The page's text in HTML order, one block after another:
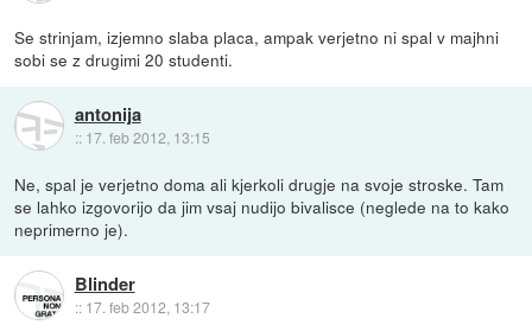
Se strinjam, izjemno slaba placa, ampak verjetno ni spal v majhni
sobi se z drugimi 20 studenti.
antonija
:: 17. feb 2012, 13:15
Ne, spal je verjetno doma ali kjerkoli drugje na svoje stroske. Tam
se lahko izgovorijo da jim vsaj nudijo bivalisce (neglede na to kako
neprimerno je).
Blinder
:: 17. feb 2012, 13:17